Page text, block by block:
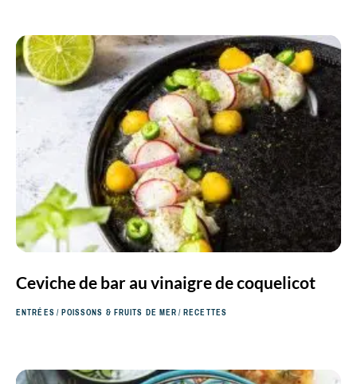
Ceviche de bar au vinaigre de coquelicot
ENTRÉES/POISSONS & FRUITS DE MER/RECETTES